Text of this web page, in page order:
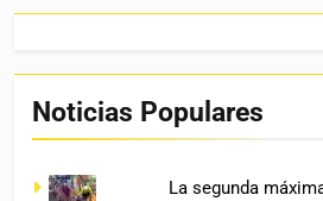
Noticias Populares
La segunda